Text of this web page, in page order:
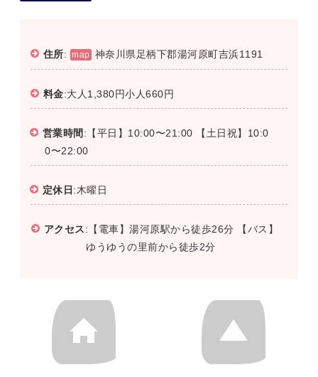
住所: map 神奈川県足柄下郡湯河原町吉浜1191
料金:大人1,380円小人660円
営業時間 :【平日】10:00〜21:00 【土日祝】10:0
0〜22:00
定休日 :木曜日
アクセス:【電車】湯河原駅から徒歩26分 【バス】
ゆうゆうの里前から徒歩2分